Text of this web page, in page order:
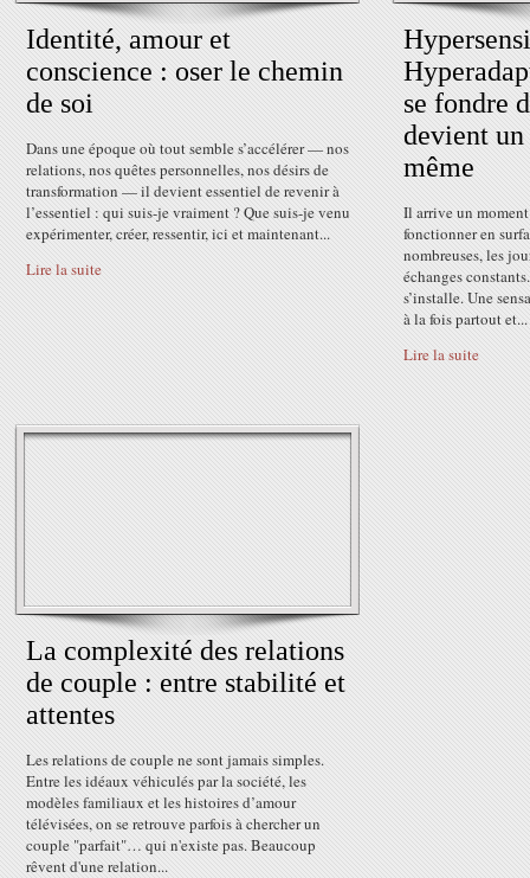
Identité, amour et
conscience : oser le chemin
de soi
Dans une époque où tout semble s’accélérer — nos
relations, nos quêtes personnelles, nos désirs de
transformation — il devient essentiel de revenir à
l’essentiel : qui suis-je vraiment ? Que suis-je venu
expérimenter, créer, ressentir, ici et maintenant...
Lire la suite
se fondre
devient
même
Il arrive un
fonctionner en
nombreuses, les
échanges
s’installe. Une
à la fois partout et...
Lire la suite
La complexité des relations
de couple : entre stabilité et
attentes
Les relations de couple ne sont jamais simples.
Entre les idéaux véhiculés par la société, les
modèles familiaux et les histoires d’amour
télévisées, on se retrouve parfois à chercher un
couple "parfait"… qui n'existe pas. Beaucoup
rêvent d'une relation...